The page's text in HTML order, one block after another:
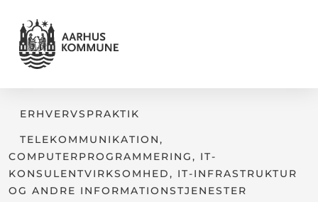
ERHVERVSPRAKTIK
TELEKOMMUNIKATION,
COMPUTERPROGRAMMERING, IT-
KONSULENTVIRKSOMHED, IT-INFRASTRUKTUR
OG ANDRE INFORMATIONSTJENESTER